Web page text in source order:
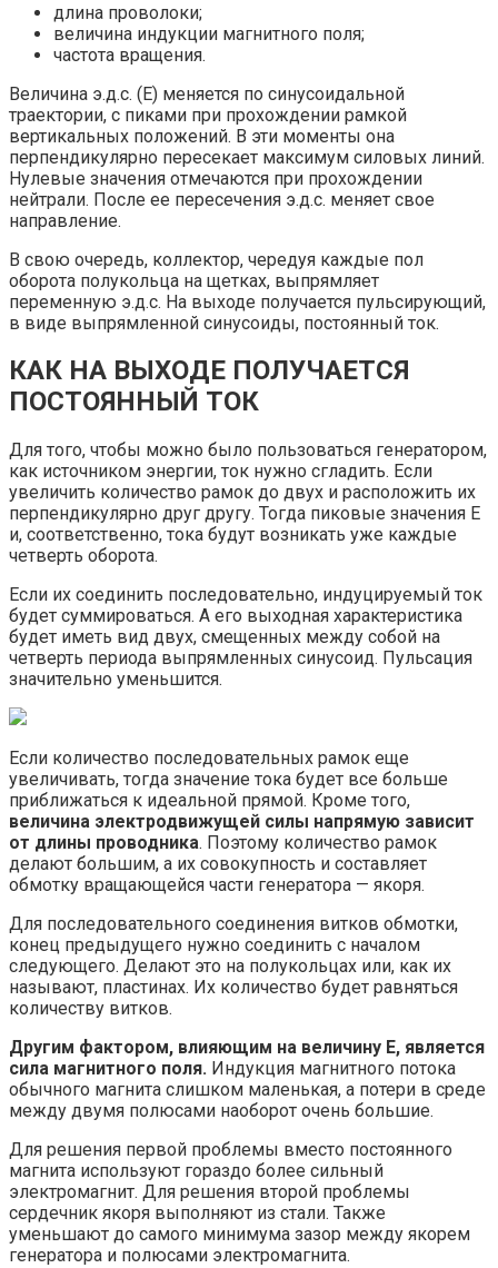
длина проволоки;
величина индукции магнитного поля;
частота вращения.
Величина э.д.с. (Е) меняется по синусоидальной
траектории, с пиками при прохождении рамкой
вертикальных положений. В эти моменты она
перпендикулярно пересекает максимум силовых линий.
Нулевые значения отмечаются при прохождении
нейтрали. После ее пересечения э.д.с. меняет свое
направление.
В свою очередь, коллектор, чередуя каждые пол
оборота полукольца на щетках, выпрямляет
переменную э.д.с. На выходе получается пульсирующий,
в виде выпрямленной синусоиды, постоянный ток.
КАК НА ВЫХОДЕ ПОЛУЧАЕТСЯ
ПОСТОЯННЫЙ ТОК
Для того, чтобы можно было пользоваться генератором,
как источником энергии, ток нужно сгладить. Если
увеличить количество рамок до двух и расположить их
перпендикулярно друг другу. Тогда пиковые значения Е
и, соответственно, тока будут возникать уже каждые
четверть оборота.
Если их соединить последовательно, индуцируемый ток
будет суммироваться. А его выходная характеристика
будет иметь вид двух, смещенных между собой на
четверть периода выпрямленных синусоид. Пульсация
значительно уменьшится.
Если количество последовательных рамок еще
увеличивать, тогда значение тока будет все больше
приближаться к идеальной прямой. Кроме того,
величина электродвижущей силы напрямую зависит
от длины проводника. Поэтому количество рамок
делают большим, а их совокупность и составляет
обмотку вращающейся части генератора — якоря.
Для последовательного соединения витков обмотки,
конец предыдущего нужно соединить с началом
следующего. Делают это на полукольцах или, как их
называют, пластинах. Их количество будет равняться
количеству витков.
Другим фактором, влияющим на величину Е, является
сила магнитного поля. Индукция магнитного потока
обычного магнита слишком маленькая, а потери в среде
между двумя полюсами наоборот очень большие.
Для решения первой проблемы вместо постоянного
магнита используют гораздо более сильный
электромагнит. Для решения второй проблемы
сердечник якоря выполняют из стали. Также
уменьшают до самого минимума зазор между якорем
генератора и полюсами электромагнита.